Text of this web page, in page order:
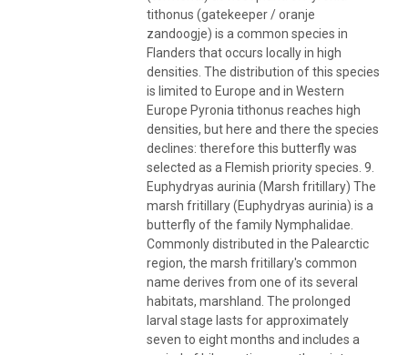
tithonus (gatekeeper / oranje
zandoogje) is a common species in
Flanders that occurs locally in high
densities. The distribution of this species
is limited to Europe and in Western
Europe Pyronia tithonus reaches high
densities, but here and there the species
declines: therefore this butterfly was
selected as a Flemish priority species. 9.
Euphydryas aurinia (Marsh fritillary) The
marsh fritillary (Euphydryas aurinia) is a
butterfly of the family Nymphalidae.
Commonly distributed in the Palearctic
region, the marsh fritillary's common
name derives from one of its several
habitats, marshland. The prolonged
larval stage lasts for approximately
seven to eight months and includes a